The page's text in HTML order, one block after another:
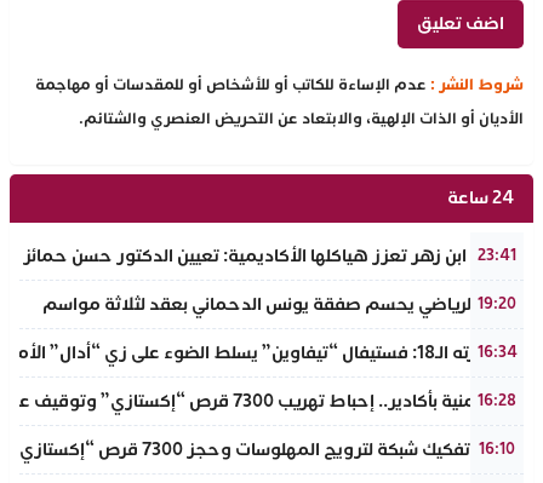
شروط النشر : عدم الإساءة للكاتب أو للأشخاص أو للمقدسات أو مهاجمة
الأديان أو الذات الإلهية، والابتعاد عن التحريض العنصري والشتائم.
24 ساعة
23:41
جامعة ابن زهر تعزز هياكلها الأكاديمية: تعيين الدكتور حسن حمائز
19:20
الرجاء الرياضي يحسم صفقة يونس الدحماني بعقد لثلاثة مواسم
16:34
في دورته الـ18: فستيفال “تيفاوين” يسلط الضوء على زي “أدال” الأمازيغي ويكرم رائدات التطريز والتصميم بالـأطلس الصغير
16:28
ضربة أمنية بأكادير.. إحباط تهريب 7300 قرص “إكستازي” وتوقيف عنصرين من ذوي السوابق
16:10
أكادير: تفكيك شبكة لترويج المهلوسات وحجز 7300 قرص “إكستازي” بين يت ملول والدشيرة